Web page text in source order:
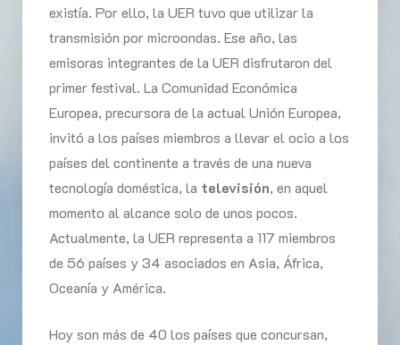
existía. Por ello, la UER tuvo que utilizar la
transmisión por microondas. Ese año, las
emisoras integrantes de la UER disfrutaron del
primer festival. La Comunidad Económica
Europea, precursora de la actual Unión Europea,
invitó a los países miembros a llevar el ocio a los
países del continente a través de una nueva
tecnología doméstica, la televisión, en aquel
momento al alcance solo de unos pocos.
Actualmente, la UER representa a 117 miembros
de 56 países y 34 asociados en Asia, África,
Oceanía y América.
Hoy son más de 40 los países que concursan,